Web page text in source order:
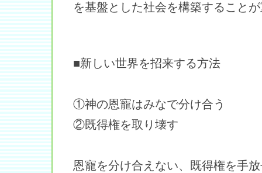
を基盤とした社会を構築すること
■新しい世界を招来する方法
①神の恩寵はみなで分け合う
②既得権を取り壊す
恩寵を分け合えない、既得権を手